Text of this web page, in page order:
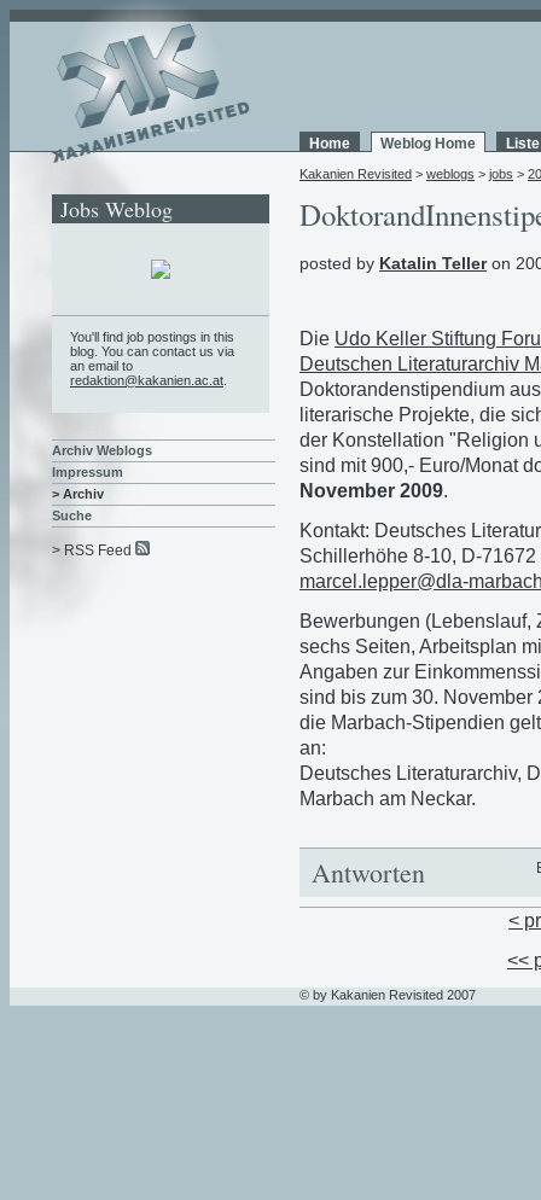
Home Weblog Home
Kakanien Revisited > weblogs > jobs >
posted by Katalin Telleron
Die Udo Keller Stiftung
Deutschen Literaturarchiv
Doktorandenstipendium
literarische Projekte, die
der Konstellation "Religion
sind mit 900,- Euro/Monat
November 2009.
Kontakt: Deutsches
Schillerhöhe 8-10, D-
marcel.lepper@dla-
Bewerbungen (Lebenslauf,
sechs Seiten, Arbeitsplan
Angaben zur
sind bis zum 30.
die Marbach-Stipendien
an:
Deutsches Literaturarchiv,
Marbach am Neckar.
Antworten
<
<<
Jobs Weblog
You'll find job postings in this
blog. You can contact us via
an email to
redaktion@kakanien.ac.at
Archiv Weblogs
Impressum
> Archiv
Suche
> RSS Feed
© by Kakanien Revisited 2007